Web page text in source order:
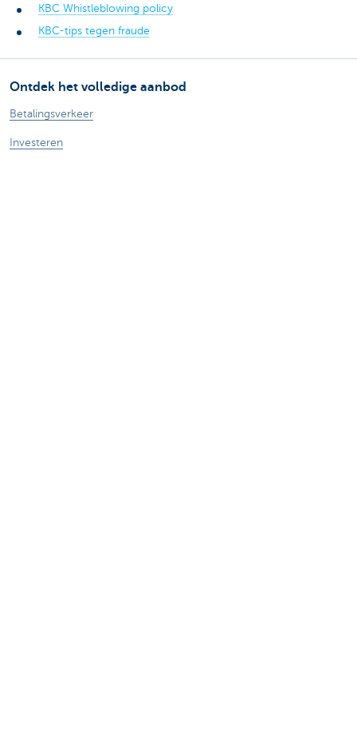
KBC Whistleblowing policy
KBC-tips tegen fraude
Ontdek het volledige aanbod
Betalingsverkeer
Investeren